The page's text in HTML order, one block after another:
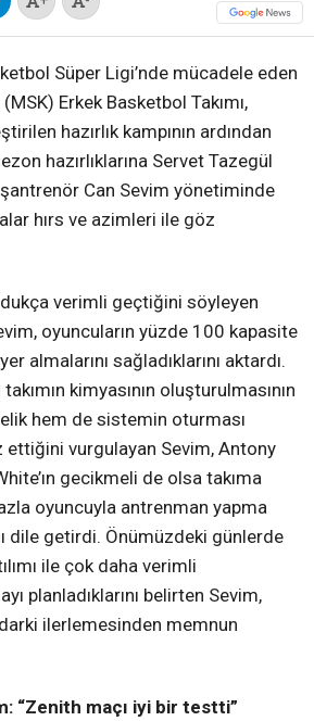
Süper Ligi’nde mücadele eden
Erkek Basketbol Takımı,
hazırlık kampının ardından
hazırlıklarına Servet Tazegül
Can Sevim yönetiminde
hırs ve azimleri ile göz
verimli geçtiğini söyleyen
oyuncuların yüzde 100 kapasite
almalarını sağladıklarını aktardı.
takımın kimyasının oluşturulmasının
hem de sistemin oturması
ettiğini vurgulayan Sevim, Antony
gecikmeli de olsa takıma
oyuncuyla antrenman yapma
dile getirdi. Önümüzdeki günlerde
ile çok daha verimli
planladıklarını belirten Sevim,
ilerlemesinden memnun
“Zenith maçı iyi bir testti”